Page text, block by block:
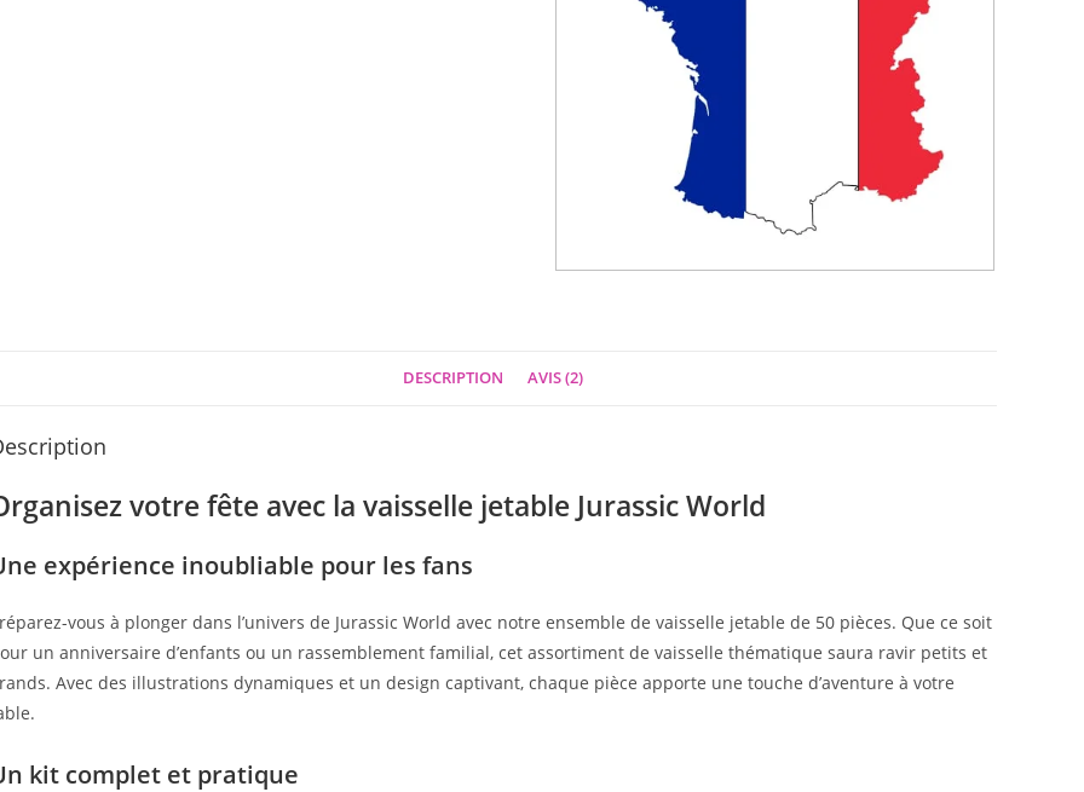
DESCRIPTION AVIS (2)
votre fête avec la vaisselle jetable Jurassic World
expérience inoubliable pour les fans
vous à plonger dans l’univers de Jurassic World avec notre ensemble de vaisselle jetable de 50 pièces. Que ce soit
un anniversaire d’enfants ou un rassemblement familial, cet assortiment de vaisselle thématique saura ravir petits et
Avec des illustrations dynamiques et un design captivant, chaque pièce apporte une touche d’aventure à votre
kit complet et pratique